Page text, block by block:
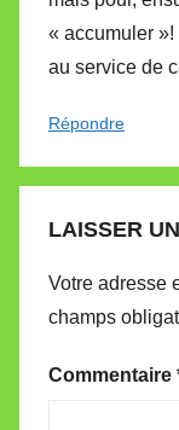
« accumuler
au service de
Répondre
LAISSER
Votre adresse
champs
Commentaire